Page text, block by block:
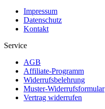
Impressum
Datenschutz
Kontakt
Service
AGB
Affiliate-Programm
Widerrufsbelehrung
Muster-Widerrufsformular
Vertrag widerrufen